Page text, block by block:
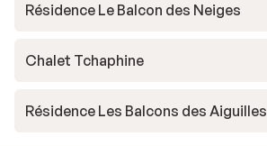
Résidence Le Balcon des Neiges
Chalet Tchaphine
Résidence Les Balcons des Aiguilles